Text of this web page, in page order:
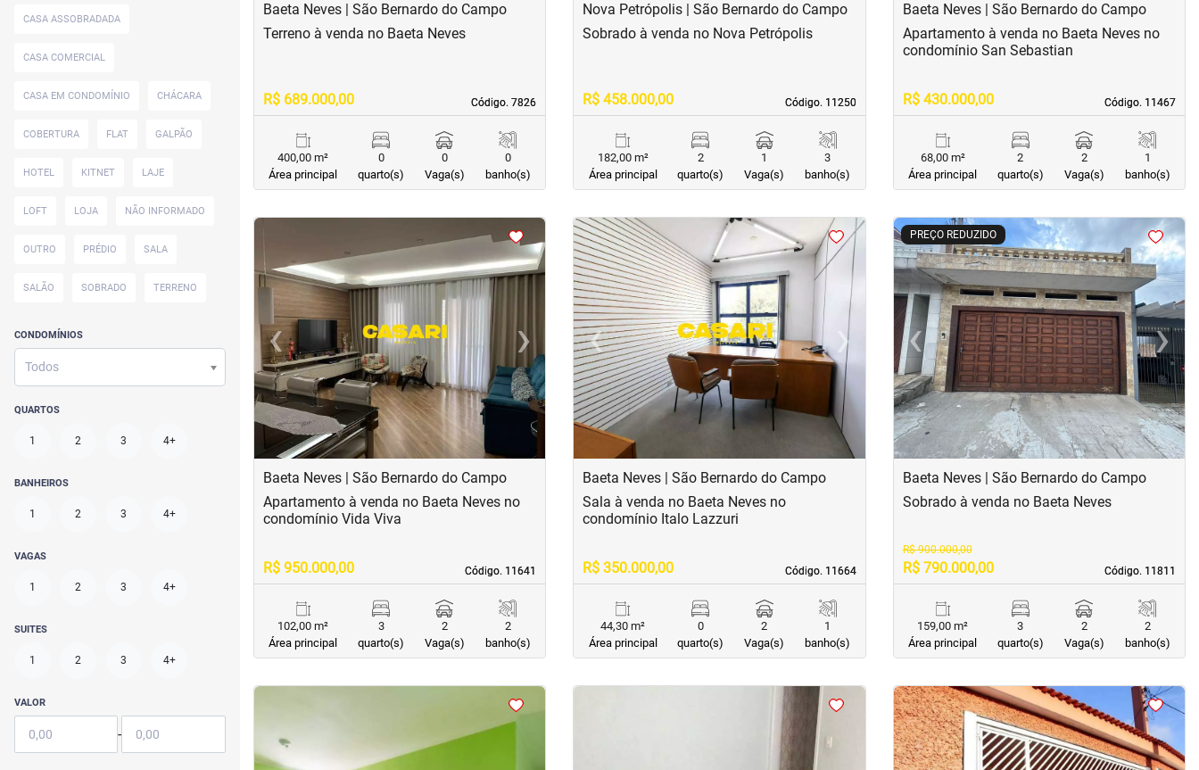
CASA ASSOBRADADA
CASA COMERCIAL
CASA EM CONDOMÍNIO CHÁCARA
COBERTURA FLAT GALPÃO
HOTEL KITNET LAJE
LOFT LOJA NÃO INFORMADO
OUTRO PRÉDIO SALA
SALÃO SOBRADO TERRENO
CONDOMÍNIOS
Todos
QUARTOS
1 2 3 4+
BANHEIROS
1 2 3 4+
VAGAS
1 2 3 4+
SUITES
1 2 3 4+
VALOR
-
Baeta Neves | São Bernardo do Campo
Código. 7826
Código. 7826
Terreno à venda no Baeta Neves
R$ 689.000,00
400,00 m²
Área principal
0
quarto(s)
0
Vaga(s)
0
banho(s)
Nova Petrópolis | São Bernardo do Campo
Código. 11250
Código. 11250
Sobrado à venda no Nova Petrópolis
R$ 458.000,00
182,00 m²
Área principal
2
quarto(s)
1
Vaga(s)
3
banho(s)
Baeta Neves | São Bernardo do Campo
Código. 11467
Código. 11467
Apartamento à venda no Baeta Neves no
condomínio San Sebastian
R$ 430.000,00
68,00 m²
Área principal
2
quarto(s)
2
Vaga(s)
1
banho(s)
<
‹Previous ›Next
Baeta Neves | São Bernardo do Campo
Código. 11641
Código. 11641
Apartamento à venda no Baeta Neves no
condomínio Vida Viva
R$ 950.000,00
102,00 m²
Área principal
3
quarto(s)
2
Vaga(s)
2
banho(s)
<<<<
‹Previous ›Next
Baeta Neves | São Bernardo do Campo
Código. 11664
Código. 11664
Sala à venda no Baeta Neves no
condomínio Italo Lazzuri
R$ 350.000,00
44,30 m²
Área principal
0
quarto(s)
2
Vaga(s)
1
banho(s)
PREÇO REDUZIDO
<<<<
‹Previous ›Next
Baeta Neves | São Bernardo do Campo
Código. 11811
Código. 11811
Sobrado à venda no Baeta Neves
R$ 900.000,00
R$ 790.000,00
159,00 m²
Área principal
3
quarto(s)
2
Vaga(s)
2
banho(s)
< <<<<